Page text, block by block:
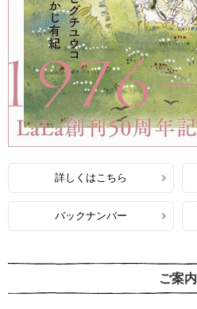
詳しくはこちら
バックナンバー
ご案内